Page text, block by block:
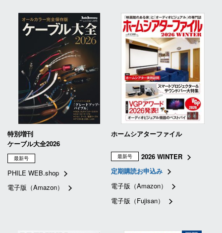
特別増刊
ケーブル大全2026
最新号
PHILE WEB.shop
電子版（Amazon）
ホームシアターファイル
最新号
2026 WINTER
定期購読お申込み
電子版（Amazon）
電子版（Fujisan）